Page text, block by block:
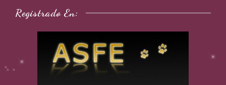
Registrado En: